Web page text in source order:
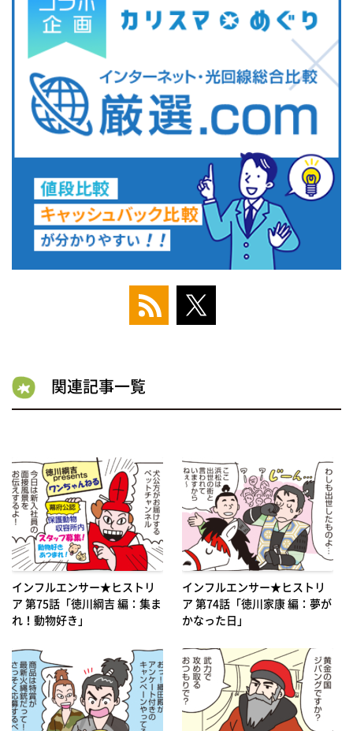
関連記事一覧
インフルエンサー★ヒストリ
ア 第75話「徳川綱吉 編：集ま
れ！動物好き」
インフルエンサー★ヒストリ
ア 第74話「徳川家康 編：夢が
かなった日」